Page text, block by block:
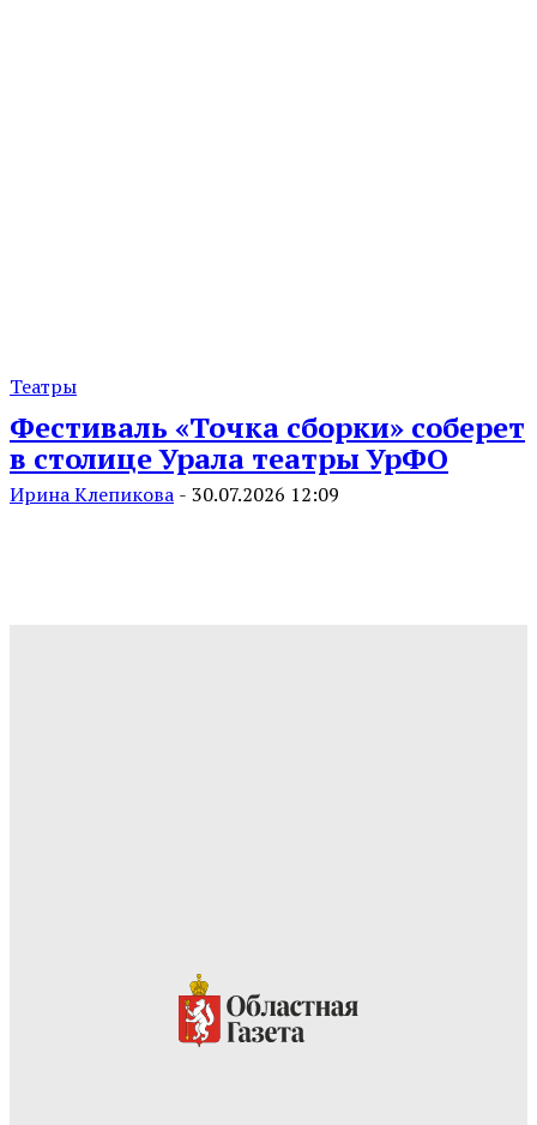
Театры
Фестиваль «Точка сборки» соберет
в столице Урала театры УрФО
Ирина Клепикова - 30.07.2026 12:09